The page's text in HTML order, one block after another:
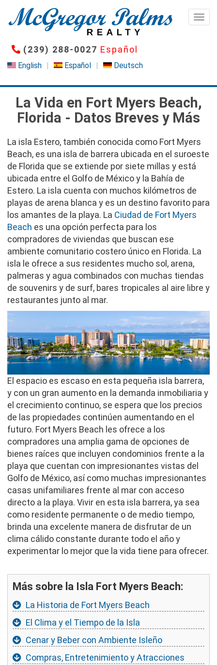
Pasar
principal
(239) 288-0027 Español
English Español Deutsch
La Vida en Fort Myers Beach,
Florida - Datos Breves y Más
La isla Estero, también conocida como Fort Myers
Beach, es una isla de barrera ubicada en el suroeste
de Florida que se extiende por siete millas y está
ubicada entre el Golfo de México y la Bahía de
Estero. La isla cuenta con muchos kilómetros de
playas de arena blanca y es un destino favorito para
los amantes de la playa. La Ciudad de Fort Myers
Beach es una opción perfecta para los
compradores de viviendas que buscan ese
ambiente comunitario costero único en Florida. La
isla le ofrece a sus residentes mucho sol, arena,
palmeras y agua combinados con muchas tiendas
de souvenirs y de surf, bares tropicales al aire libre y
restaurantes junto al mar.
El espacio es escaso en esta pequeña isla barrera,
y con un gran aumento en la demanda inmobiliaria y
el crecimiento continuo, se espera que los precios
de las propiedades continúen aumentando en el
futuro. Fort Myers Beach les ofrece a los
compradores una amplia gama de opciones de
bienes raíces que incluyen condominios frente a la
playa que cuentan con impresionantes vistas del
Golfo de México, así como muchas impresionantes
casas unifamiliares frente al mar con acceso
directo a la playa. Vivir en esta isla barrera, ya sea
como residente permanente o de medio tiempo,
brinda una excelente manera de disfrutar de un
clima cálido constante durante todo el año y
experimentar lo mejor que la vida tiene para ofrecer.
Más sobre la Isla Fort Myers Beach:
La Historia de Fort Myers Beach
El Clima y el Tiempo de la Isla
Cenar y Beber con Ambiente Isleño
Compras, Entretenimiento y Atracciones